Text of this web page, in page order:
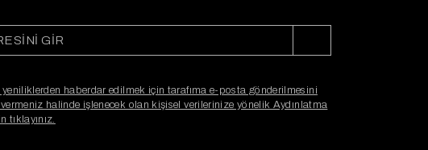
haberdar edilmek için tarafıma e-posta gönderilmesini
halinde işlenecek olan kişisel verilerinize yönelik Aydınlatma
tıklayınız.